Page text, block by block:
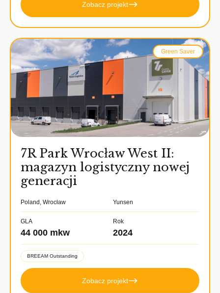
Zobacz projekt
Green Saver
7R Park Wrocław West II:
magazyn logistyczny nowej
generacji
Poland, Wrocław Yunsen
GLA
44 000 mkw
Rok
2024
BREEAM Outstanding
Zobacz projekt